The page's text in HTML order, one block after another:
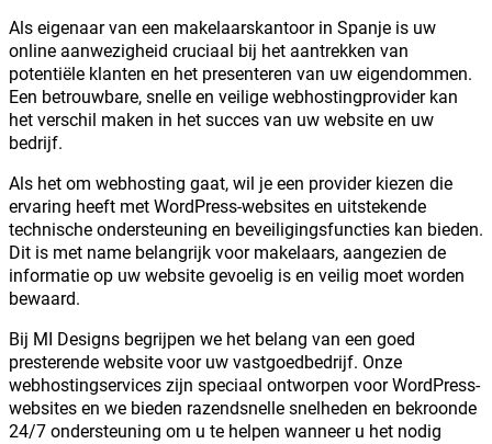
Als eigenaar van een makelaarskantoor in Spanje is uw
online aanwezigheid cruciaal bij het aantrekken van
potentiële klanten en het presenteren van uw eigendommen.
Een betrouwbare, snelle en veilige webhostingprovider kan
het verschil maken in het succes van uw website en uw
bedrijf.
Als het om webhosting gaat, wil je een provider kiezen die
ervaring heeft met WordPress-websites en uitstekende
technische ondersteuning en beveiligingsfuncties kan bieden.
Dit is met name belangrijk voor makelaars, aangezien de
informatie op uw website gevoelig is en veilig moet worden
bewaard.
Bij MI Designs begrijpen we het belang van een goed
presterende website voor uw vastgoedbedrijf. Onze
webhostingservices zijn speciaal ontworpen voor WordPress-
websites en we bieden razendsnelle snelheden en bekroonde
24/7 ondersteuning om u te helpen wanneer u het nodig